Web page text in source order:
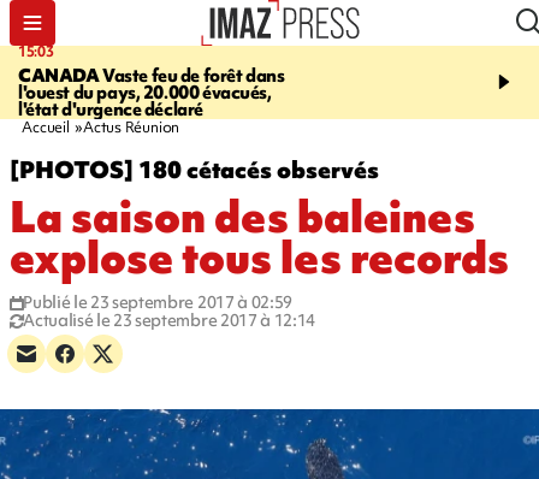
15:03
CANADAVaste feu de forêt dans
l'ouest du pays, 20.000 évacués,
l'état d'urgence déclaré
19:21
CONTRÔLES
end, 109 infractions
Accueil Actus Réunion
[PHOTOS] 180 cétacés observés
La saison des baleines
explose tous les records
Publié le 23 septembre 2017 à 02:59
Actualisé le 23 septembre 2017 à 12:14